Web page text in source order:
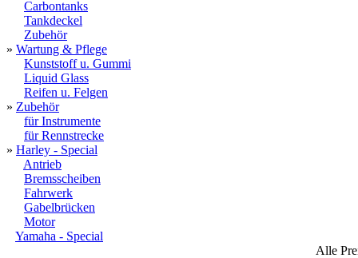
Carbontanks
Tankdeckel
Zubehör
» Wartung & Pflege
Kunststoff u. Gummi
Liquid Glass
Reifen u. Felgen
» Zubehör
für Instrumente
für Rennstrecke
» Harley - Special
Antrieb
Bremsscheiben
Fahrwerk
Gabelbrücken
Motor
Yamaha - Special
Alle